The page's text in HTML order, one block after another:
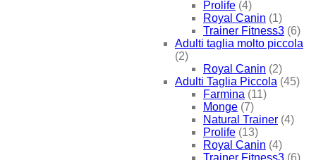
Prolife (4)
Royal Canin (1)
Trainer Fitness3 (6)
Adulti taglia molto piccola
(2)
Royal Canin (2)
Adulti Taglia Piccola (45)
Farmina (11)
Monge (7)
Natural Trainer (4)
Prolife (13)
Royal Canin (4)
Trainer Fitness3 (6)